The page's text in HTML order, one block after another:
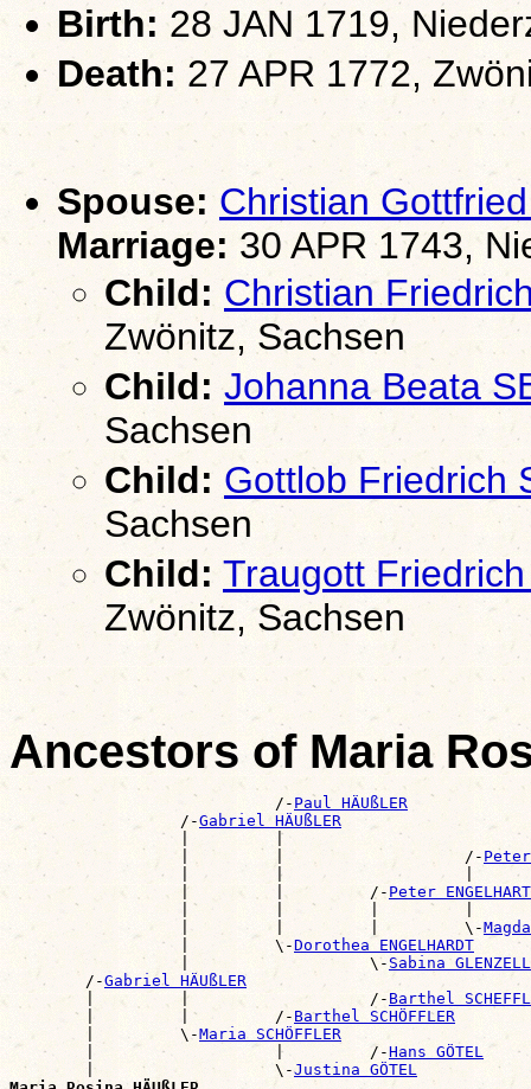
Birth: 28 JAN 1719,
Death: 27 APR 1772,
Spouse: Christian
Marriage: 30 APR 1743,
Child: Christian
Zwönitz, Sachsen
Child: Johanna Beata
Sachsen
Child: Gottlob Friedrich
Sachsen
Child: Traugott
Zwönitz, Sachsen
Ancestors of Maria
                            /-
Paul HÄUßLER
                  /-
Gabriel HÄUßLER
|         |
                  |         |                   /-
Peter
|         |                   |
                  |         |         /-
Peter ENGELHART
|         |         |         |
                  |         |         |         \-
                  |         \-
Dorothea ENGELHARDT
                  |                   \-
Sabina GLENZELL
        /-
Gabriel HÄUßLER
        |         |                   /-
Barthel
        |         |         /-
Barthel SCHÖFFLER
        |         \-
Maria SCHÖFFLER
        |                   |         /-
Hans GÖTEL
        |                   \-
Justina GÖTEL